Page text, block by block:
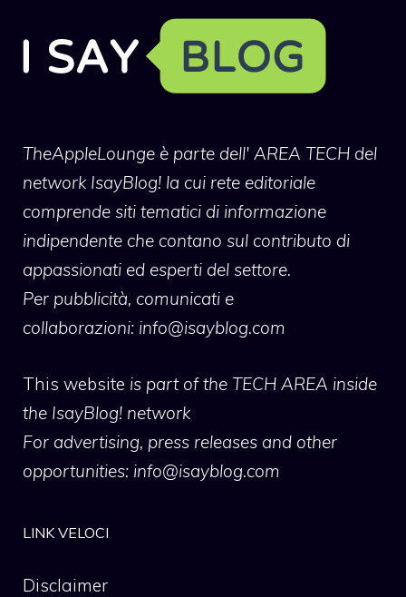
TheAppleLounge è parte dell' AREA TECH del
network IsayBlog! la cui rete editoriale
comprende siti tematici di informazione
indipendente che contano sul contributo di
appassionati ed esperti del settore.
Per pubblicità, comunicati e
collaborazioni: info@isayblog.com
This website is part of the TECH AREA inside
the IsayBlog! network
For advertising, press releases and other
opportunities: info@isayblog.com
LINK VELOCI
Disclaimer